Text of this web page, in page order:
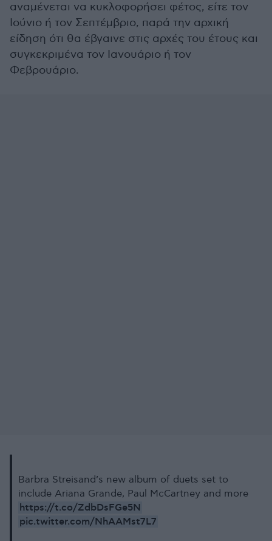
αναμένεται να κυκλοφορήσει φέτος, είτε τον
Ιούνιο ή τον Σεπτέμβριο, παρά την αρχική
είδηση ότι θα έβγαινε στις αρχές του έτους και
συγκεκριμένα τον Ιανουάριο ή τον
Φεβρουάριο.
Barbra Streisand’s new album of duets set to
include Ariana Grande, Paul McCartney and more
https://t.co/ZdbDsFGe5N
pic.twitter.com/NhAAMst7L7